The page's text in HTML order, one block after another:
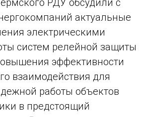
актуальные
электрическими
систем релейной защиты
эффективности
взаимодействия для
работы объектов
в предстоящий